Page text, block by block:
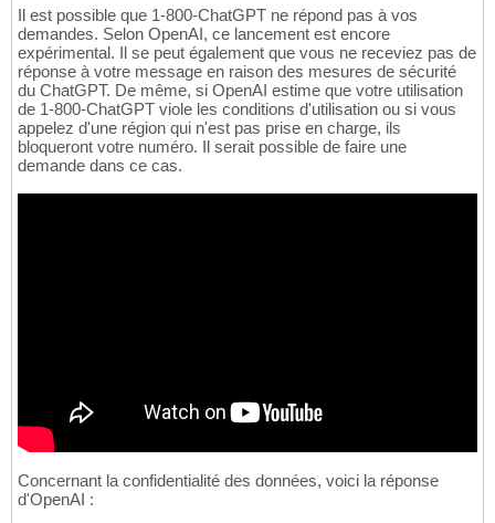
Il est possible que 1-800-ChatGPT ne répond pas à vos
demandes. Selon OpenAI, ce lancement est encore
expérimental. Il se peut également que vous ne receviez pas de
réponse à votre message en raison des mesures de sécurité
du ChatGPT. De même, si OpenAI estime que votre utilisation
de 1-800-ChatGPT viole les conditions d'utilisation ou si vous
appelez d'une région qui n'est pas prise en charge, ils
bloqueront votre numéro. Il serait possible de faire une
demande dans ce cas.
Concernant la confidentialité des données, voici la réponse
d'OpenAI :